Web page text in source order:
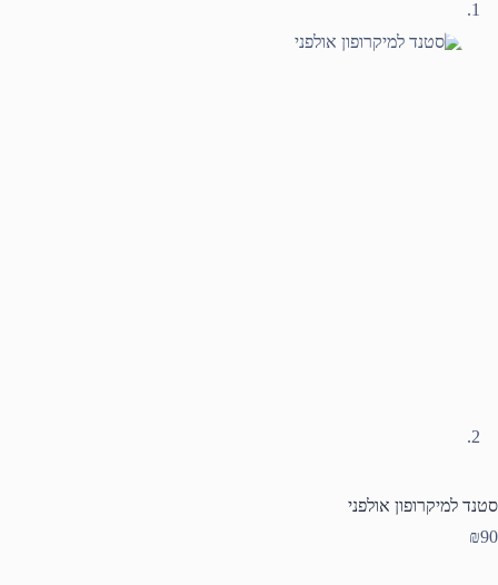
סטנד למיקרופון אולפני
₪90